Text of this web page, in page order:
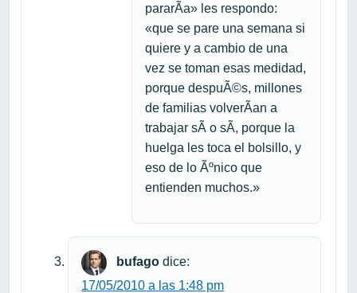
pararÃ­a» les respondo:
«que se pare una semana si
quiere y a cambio de una
vez se toman esas medidad,
porque despuÃ©s, millones
de familias volverÃ­an a
trabajar sÃ­ o sÃ­, porque la
huelga les toca el bolsillo, y
eso de lo Ãºnico que
entienden muchos.»
bufago dice:
17/05/2010 a las 1:48 pm